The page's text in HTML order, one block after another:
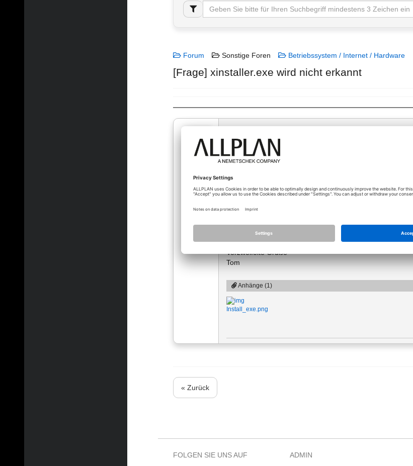
Forum Sonstige Foren Betriebssystem / Internet / Hardware
[Frage] xinstaller.exe wird nicht erkannt
tgraf
Moin liebe Gemeinde,
ich habe in letzter Zeit häufig Fehlermeldungen
behoben werden sollen/können.
In Vorbereitung dessen habe ich alles gesichert und
Die entsprechende Installationsdatei liegt bei uns auf
drei Neuinstallationen an anderen Rechnern erledigt.
Heute bricht die Installation direkt mit der unten
Kann mir jemand weiterhelfen?
Verzweifelte Grüße
Tom
Anhänge (1)
Install_exe.png
« Zurück
FOLGEN SIE UNS AUF ADMIN